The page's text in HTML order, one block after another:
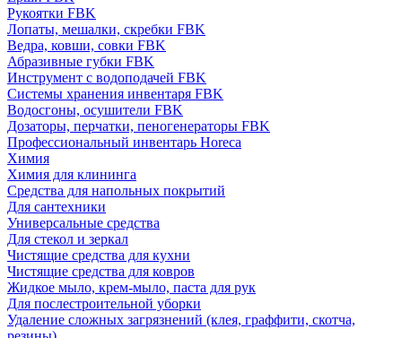
Рукоятки FBK
Лопаты, мешалки, скребки FBK
Ведра, ковши, совки FBK
Абразивные губки FBK
Инструмент с водоподачей FBK
Системы хранения инвентаря FBK
Водосгоны, осушители FBK
Дозаторы, перчатки, пеногенераторы FBK
Профессиональный инвентарь Horeca
Химия
Химия для клининга
Средства для напольных покрытий
Для сантехники
Универсальные средства
Для стекол и зеркал
Чистящие средства для кухни
Чистящие средства для ковров
Жидкое мыло, крем-мыло, паста для рук
Для послестроительной уборки
Удаление сложных загрязнений (клея, граффити, скотча,